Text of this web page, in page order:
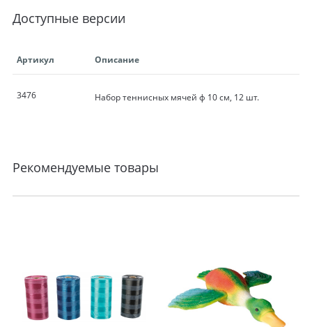
Доступные версии
Артикул Описание
3476 Набор теннисных мячей ф 10 см, 12 шт.
Рекомендуемые товары